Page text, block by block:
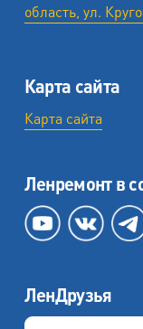
область, ул.
Карта сайта
Карта сайта
Ленремонт в
ЛенДрузья